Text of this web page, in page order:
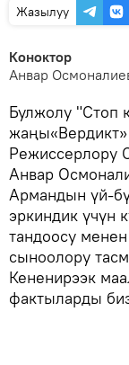
Жазылуу
Коноктор
Анвар
Булжолу "Стоп
Режиссерлору
Анвар
Армандын үй-
эркиндик үчүн
тандоосу
сыноолору
Кененирээк
фактыларды